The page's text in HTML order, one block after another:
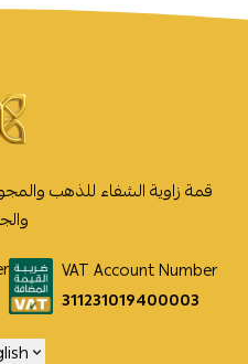
قمة زاوية الشفاء للذهب
VAT Account Number
311231019400003